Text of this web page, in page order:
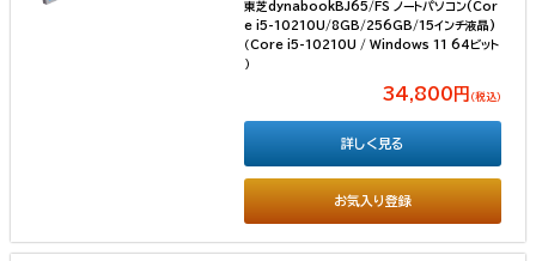
東芝dynabookBJ65/FS ノートパソコン(Cor
e i5-10210U/8GB/256GB/15インチ液晶)
（Core i5-10210U / Windows 11 64ビット
）
34,800円 （税込）
お気入り登録
詳しく見る